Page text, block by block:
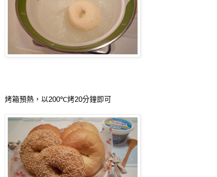
烤箱預熱， 以200℃烤20分鐘即可